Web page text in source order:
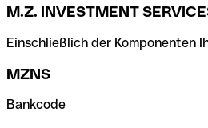
M.Z. INVESTMENT
Einschließlich der Komponenten
MZNS
Bankcode